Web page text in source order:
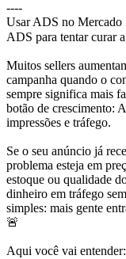
----
Usar ADS no Mercado
ADS para tentar curar
Muitos sellers
campanha quando o
sempre significa mais
botão de crescimento:
impressões e tráfego.
Se o seu anúncio já
problema esteja em
estoque ou qualidade
dinheiro em tráfego
simples: mais gente
🚨
Aqui você vai entender: